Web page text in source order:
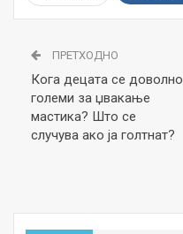
ПРЕТХОДНО
Кога децата се доволно
големи за џвакање
мастика? Што се
случува ако ја голтнат?